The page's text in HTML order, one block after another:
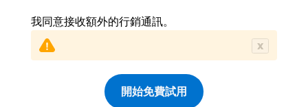
我同意接收額外的行銷通訊。
x
開始免費試用